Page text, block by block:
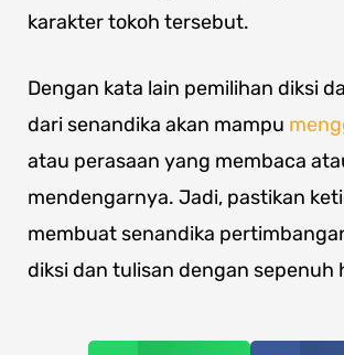
karakter tokoh tersebut.
Dengan kata lain pemilihan diksi
dari senandika akan mampu
atau perasaan yang membaca
mendengarnya. Jadi, pastikan
membuat senandika
diksi dan tulisan dengan sepenuh